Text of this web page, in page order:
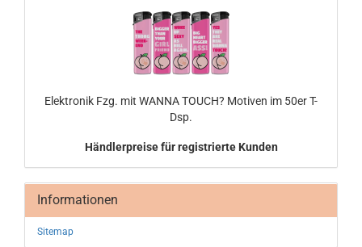
Elek­tro­nik Fzg. mit WANNA TOUCH? Mo­ti­ven im 50er T-
Dsp.
Händlerpreise für registrierte Kunden
Informationen
Sitemap